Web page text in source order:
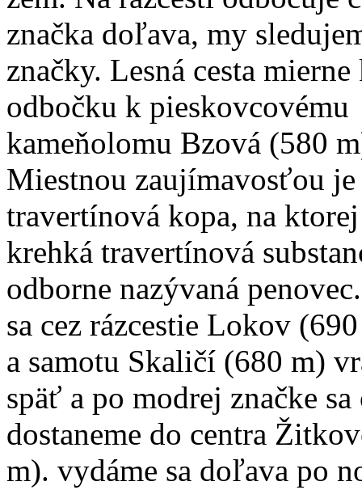
značka doľava, my
značky. Lesná cesta mierne
odbočku k pieskovcovému
kameňolomu Bzová (580
Miestnou zaujímavosťou je
travertínová kopa, na
krehká travertínová
odborne nazývaná
sa cez rázcestie Lokov
a samotu Skaličí (680 m)
späť a po modrej značke
dostaneme do centra
m). vydáme sa doľava po